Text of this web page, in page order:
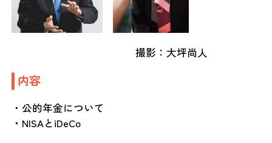
撮影：大坪尚人
内容
・公的年金について
・NISAとiDeCo